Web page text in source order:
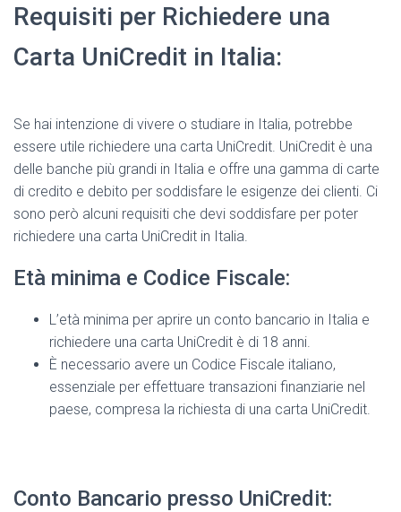
Requisiti per Richiedere una
Carta UniCredit in Italia:
​Se hai intenzione di vivere o studiare in Italia, potrebbe
essere utile richiedere una carta UniCredit. UniCredit è una
delle banche più grandi in Italia e offre una gamma di carte
di credito e debito per soddisfare le esigenze dei clienti. Ci
sono però alcuni requisiti che devi soddisfare per poter
richiedere una carta UniCredit in Italia.
Età minima e Codice Fiscale:
L’età minima per aprire un conto bancario in Italia e
richiedere una carta UniCredit è di 18 anni.
È necessario avere un Codice Fiscale italiano,
essenziale per effettuare transazioni finanziarie nel
paese, compresa la richiesta di una carta UniCredit.
Conto Bancario presso UniCredit: